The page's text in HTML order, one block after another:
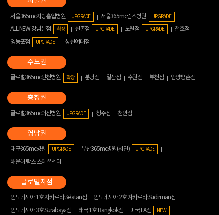
서울365mc지방흡입병원 UPGRADE 서울365mc람스병원 UPGRADE
ALL NEW 강남본점 확장 신촌점 UPGRADE 노원점 UPGRADE
천호점
영등포점
UPGRADE 성신여대점
글로벌365mc인천병원 확장 분당점 일산점 수원점 부천점 안양평촌점
글로벌365mc대전병원 UPGRADE 청주점 천안점
대구365mc병원 UPGRADE 부산365mc병원(서면) UPGRADE
해운대 람스 스페셜센터
인도네시아 1호 자카르타 Selatan점
인도네시아 2호 자카르타 Sudirman점
인도네시아 3호 Surabaya점
태국 1호 Bangkok점 미국 LA점 NEW